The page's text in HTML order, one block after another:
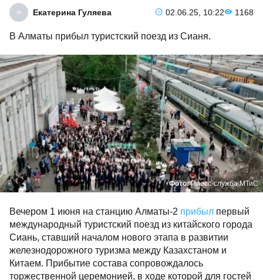
Екатерина Гуляева 02.06.25, 10:22 1168
В Алматы прибыл туристский поезд из Сианя.
Фото:Пресс-служба МТиС
Вечером 1 июня на станцию Алматы-2 прибыл первый
международный туристский поезд из китайского города
Сиань, ставший началом нового этапа в развитии
железнодорожного туризма между Казахстаном и
Китаем. Прибытие состава сопровождалось
торжественной церемонией, в ходе которой для гостей